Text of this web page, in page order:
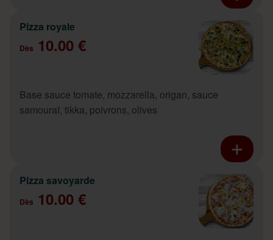
Pizza royale
Dès 10.00 €
Base sauce tomate, mozzarella, origan, sauce
samouraï, tikka, poivrons, olives
Pizza savoyarde
Dès 10.00 €